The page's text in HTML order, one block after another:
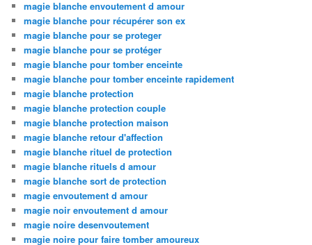
magie blanche envoutement d amour
magie blanche pour récupérer son ex
magie blanche pour se proteger
magie blanche pour se protéger
magie blanche pour tomber enceinte
magie blanche pour tomber enceinte rapidement
magie blanche protection
magie blanche protection couple
magie blanche protection maison
magie blanche retour d'affection
magie blanche rituel de protection
magie blanche rituels d amour
magie blanche sort de protection
magie envoutement d amour
magie noir envoutement d amour
magie noire desenvoutement
magie noire pour faire tomber amoureux